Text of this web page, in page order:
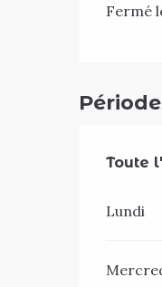
Fermé
Toute
Toute
Lundi